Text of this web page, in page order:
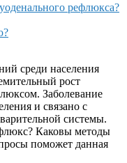
рефлюкса?
среди населения
рост
Заболевание
и связано с
системы.
Каковы методы
поможет данная